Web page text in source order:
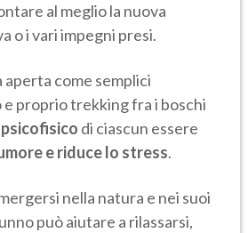
al meglio la nuova
o i vari impegni presi.
come semplici
e proprio trekking fra i boschi
di ciascun essere
e riduce lo stress.
nella natura e nei suoi
può aiutare a rilassarsi,